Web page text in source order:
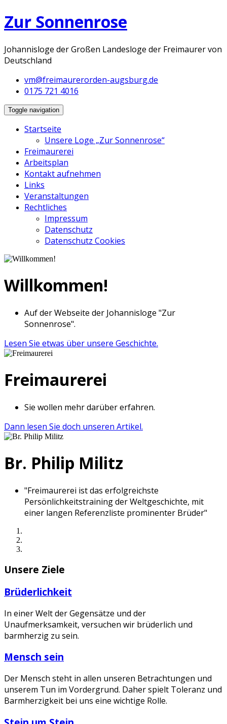
Zur Sonnenrose
Johannisloge der Großen Landesloge der Freimaurer von
Deutschland
vm@freimaurerorden-augsburg.de
0175 721 4016
Toggle navigation
Startseite
Unsere Loge „Zur Sonnenrose“
Freimaurerei
Arbeitsplan
Kontakt aufnehmen
Links
Veranstaltungen
Rechtliches
Impressum
Datenschutz
Datenschutz Cookies
Willkommen!
Auf der Webseite der Johannisloge "Zur
Sonnenrose".
Lesen Sie etwas über unsere Geschichte.
Freimaurerei
Sie wollen mehr darüber erfahren.
Dann lesen Sie doch unseren Artikel.
Br. Philip Militz
"Freimaurerei ist das erfolgreichste
Persönlichkeitstraining der Weltgeschichte, mit
einer langen Referenzliste prominenter Brüder"
Unsere Ziele
Brüderlichkeit
In einer Welt der Gegensätze und der
Unaufmerksamkeit, versuchen wir brüderlich und
barmherzig zu sein.
Mensch sein
Der Mensch steht in allen unseren Betrachtungen und
unserem Tun im Vordergrund. Daher spielt Toleranz und
Barmherzigkeit bei uns eine wichtige Rolle.